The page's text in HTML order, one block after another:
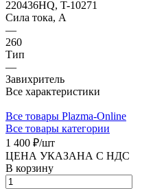
220436HQ, T-10271
Сила тока, А
—
260
Тип
—
Завихритель
Все характеристики
Все товары Plazma-Online
Все товары категории
1 400 ₽/шт
ЦЕНА УКАЗАНА С НДС
В корзину